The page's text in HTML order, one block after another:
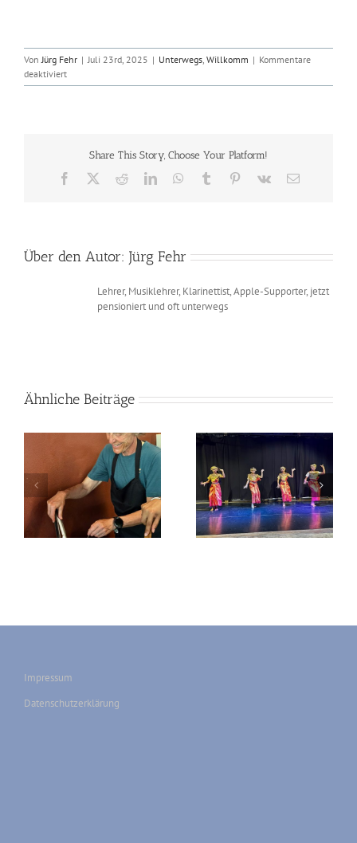
Von Jürg Fehr | Juli 23rd, 2025 | Unterwegs Willkomm | Kommentare
deaktiviertfür
2025-
Share This Story, Choose Your Platform!
Facebook RedditLinkedInWhatsApp
Tumblr Pinterest
Vk
E-
Über den Autor: Jürg Fehr
Lehrer, Musiklehrer, Klarinettist, Apple-Supporter, jetzt
pensioniert und oft unterwegs
Ähnliche Beiträge
2026-03-05 Siem
Reap
2026-03-04 Kampong
Cham – Siem Reap
Impressum
Datenschutzerklärung